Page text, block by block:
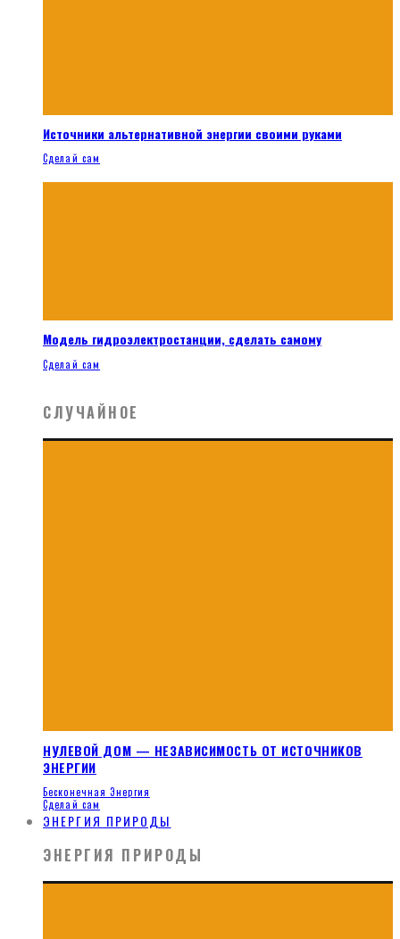
Источники альтернативной энергии своими руками
Сделай сам
Модель гидроэлектростанции, сделать самому
Сделай сам
СЛУЧАЙНОЕ
НУЛЕВОЙ ДОМ — НЕЗАВИСИМОСТЬ ОТ ИСТОЧНИКОВ
ЭНЕРГИИ
Бесконечная Энергия
Сделай сам
ЭНЕРГИЯ ПРИРОДЫ
ЭНЕРГИЯ ПРИРОДЫ